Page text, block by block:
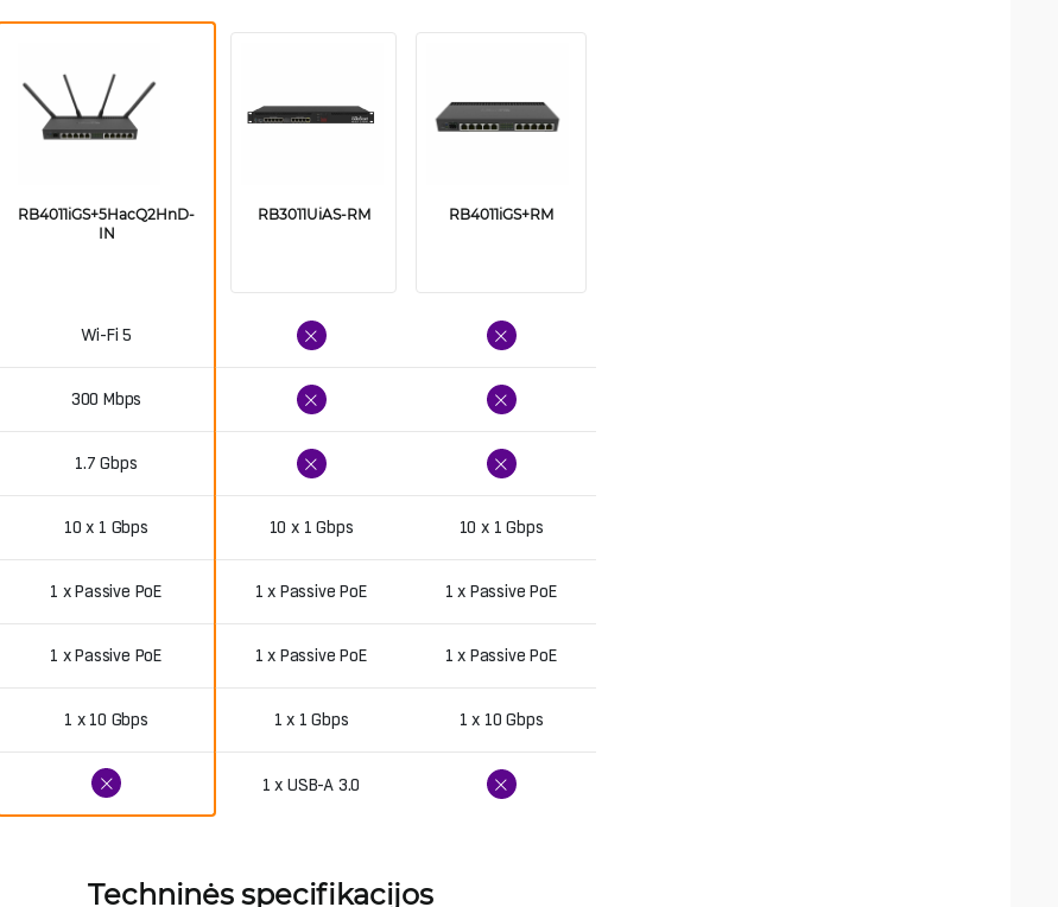
RB4011iGS+5HacQ2HnD-
IN
RB3011UiAS-RM RB4011iGS+RM
Wi-Fi 5
300 Mbps
1.7 Gbps
10 x 1 Gbps 10 x 1 Gbps 10 x 1 Gbps
1 x Passive PoE 1 x Passive PoE 1 x Passive PoE
1 x Passive PoE 1 x Passive PoE 1 x Passive PoE
1 x 10 Gbps 1 x 1 Gbps 1 x 10 Gbps
1 x USB-A 3.0
Techninės specifikacijos